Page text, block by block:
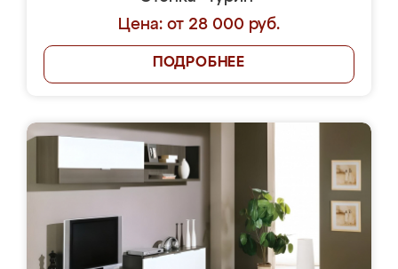
Цена: от 28 000 руб.
ПОДРОБНЕЕ